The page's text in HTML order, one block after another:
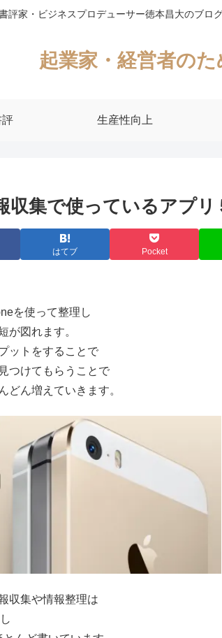
評家・ビジネスプロデューサー徳本昌大のブ
起業家・経営者の
評 生産性向上
集で使っているアプリ
はてブ Pocket
を使って整理し
が図れます。
ットをすることで
つけてもらうことで
どん増えていきます。
収集や情報整理は